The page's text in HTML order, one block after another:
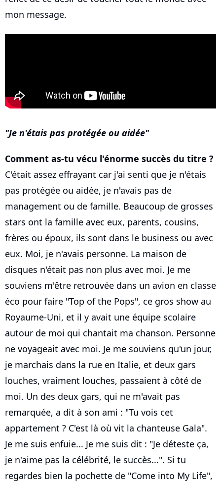
mon message.
Je n'étais pas protégée ou aidée
Comment as-tu vécu l'énorme succès du titre ?
C'était assez effrayant car j'ai senti que je n'étais
pas protégée ou aidée, je n'avais pas de
management ou de famille. Beaucoup de grosses
stars ont la famille avec eux, parents, cousins,
frères ou époux, ils sont dans le business ou avec
eux. Moi, je n'avais personne. La maison de
disques n'était pas non plus avec moi. Je me
souviens m'être retrouvée dans un avion en classe
éco pour faire "Top of the Pops", ce gros show au
Royaume-Uni, et il y avait une équipe scolaire
autour de moi qui chantait ma chanson. Personne
ne voyageait avec moi. Je me souviens qu'un jour,
je marchais dans la rue en Italie, et deux gars
louches, vraiment louches, passaient à côté de
moi. Un des deux gars, qui ne m'avait pas
remarquée, a dit à son ami : "Tu vois cet
appartement ? C'est là où vit la chanteuse Gala".
Je me suis enfuie... Je me suis dit : "Je déteste ça,
je n'aime pas la célébrité, le succès...". Si tu
regardes bien la pochette de "Come into My Life",